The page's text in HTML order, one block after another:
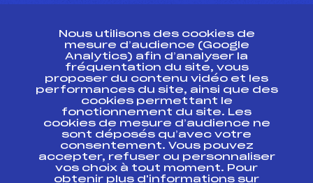
Ressources
Pass’Neige
Projet sportif fédéral
Projet de performance fédéral
Antidopage
Pôle Développement, Formation, Suivi
Scientifique
Listes ministérielles
Nous utilisons des cookies de
mesure d’audience (Google
Analytics) afin d’analyser la
fréquentation du site, vous
proposer du contenu vidéo et les
performances du site, ainsi que des
cookies permettant le
fonctionnement du site. Les
cookies de mesure d’audience ne
sont déposés qu’avec votre
consentement. Vous pouvez
accepter, refuser ou personnaliser
vos choix à tout moment. Pour
obtenir plus d'informations sur